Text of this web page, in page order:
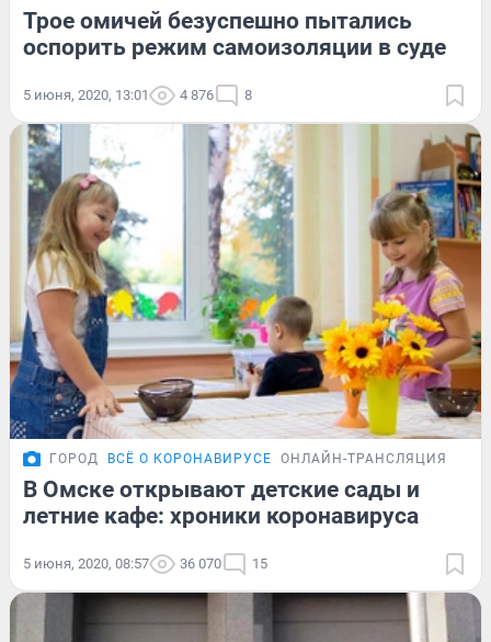
Трое омичей безуспешно пытались
оспорить режим самоизоляции в суде
5 июня, 2020, 13:01 4 876 8
ГОРОД ВСЁ О КОРОНАВИРУСЕ ОНЛАЙН-ТРАНСЛЯЦИЯ
В Омске открывают детские сады и
летние кафе: хроники коронавируса
5 июня, 2020, 08:57 36 070 15